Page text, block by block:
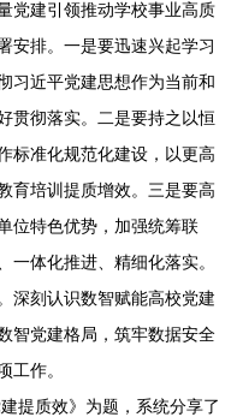
党建引领推动学校事业高质
安排。一是要迅速兴起学习
习近平党建思想作为当前和
贯彻落实。二是要持之以恒
标准化规范化建设，以更高
育培训提质增效。三是要高
位特色优势，加强统筹联
一体化推进、精细化落实。
深刻认识数智赋能高校党建
智党建格局，筑牢数据安全
工作。
提质效》为题，系统分享了